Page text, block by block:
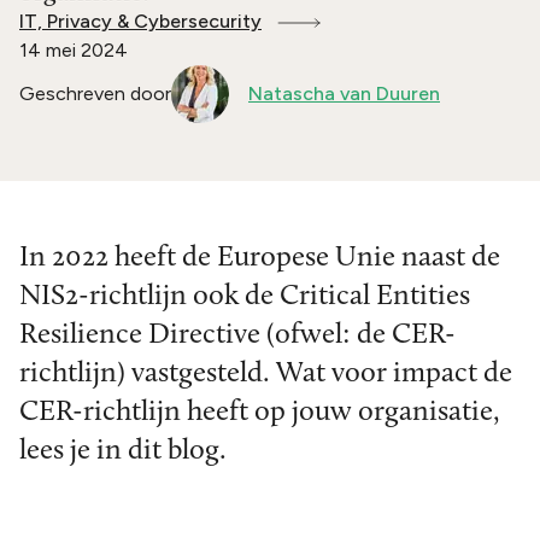
IT, Privacy & Cybersecurity
14 mei 2024
Geschreven door
Natascha van Duuren
In 2022 heeft de Europese Unie naast de
NIS2-richtlijn ook de Critical Entities
Resilience Directive (ofwel: de CER-
richtlijn) vastgesteld. Wat voor impact de
CER-richtlijn heeft op jouw organisatie,
lees je in dit blog.